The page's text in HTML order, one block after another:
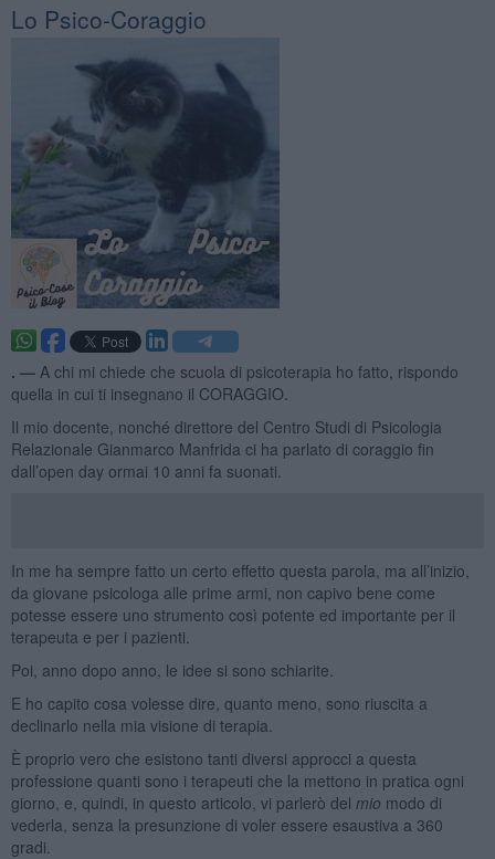
​Lo Psico-Coraggio
. — A chi mi chiede che scuola di psicoterapia ho fatto, rispondo
quella in cui ti insegnano il CORAGGIO.
Il mio docente, nonché direttore del Centro Studi di Psicologia
Relazionale Gianmarco Manfrida ci ha parlato di coraggio fin
dall’open day ormai 10 anni fa suonati.
In me ha sempre fatto un certo effetto questa parola, ma all’inizio,
da giovane psicologa alle prime armi, non capivo bene come
potesse essere uno strumento così potente ed importante per il
terapeuta e per i pazienti.
Poi, anno dopo anno, le idee si sono schiarite.
E ho capito cosa volesse dire, quanto meno, sono riuscita a
declinarlo nella mia visione di terapia.
È proprio vero che esistono tanti diversi approcci a questa
professione quanti sono i terapeuti che la mettono in pratica ogni
giorno, e, quindi, in questo articolo, vi parlerò del mio modo di
vederla, senza la presunzione di voler essere esaustiva a 360
gradi.